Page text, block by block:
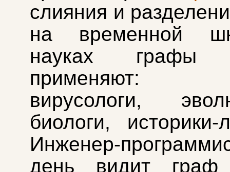
слияния и
на временной
науках графы
применяют:
вирусологи,
биологи, историки-
Инженер-
день видит граф